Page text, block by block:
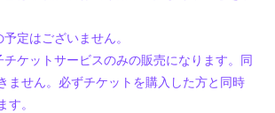
定はございません。
ケットサービスのみの販売になります。同
ません。必ずチケットを購入した方と同時
す。